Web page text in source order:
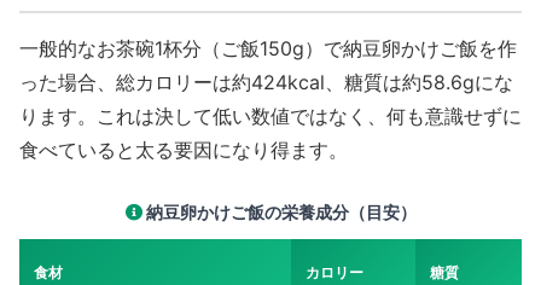
一般的なお茶碗1杯分（ご飯150g）で納豆卵かけご飯を作
った場合、総カロリーは約424kcal、糖質は約58.6gにな
ります。これは決して低い数値ではなく、何も意識せずに
食べていると太る要因になり得ます。
納豆卵かけご飯の栄養成分（目安）
食材 カロリー 糖質